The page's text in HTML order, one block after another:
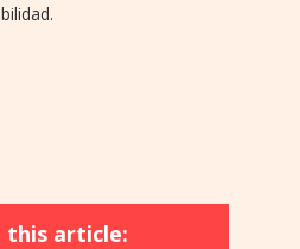
this article: